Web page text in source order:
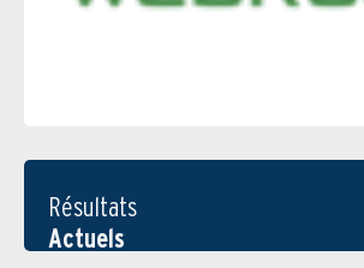
Résultats
Actuels